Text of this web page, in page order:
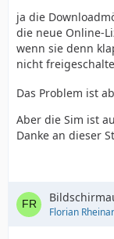
ja die
die neue Online-
wenn sie denn
nicht
Das Problem ist
Aber die Sim ist
Danke an dieser
Florian